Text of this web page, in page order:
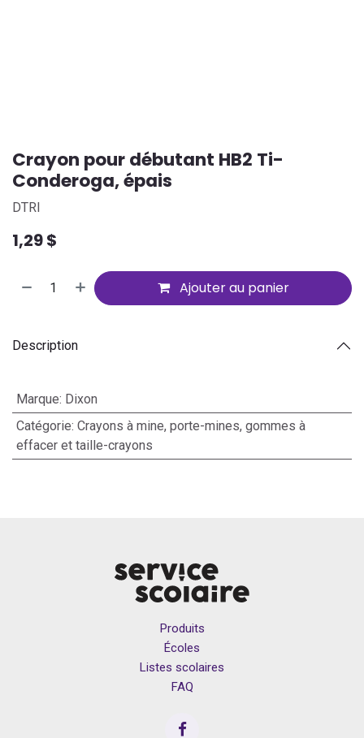
Crayon pour débutant HB2 Ti-
Conderoga, épais
DTRI
1,29$
Ajouter au panier
Description
Marque: Dixon
Catégorie: Crayons à mine, porte-mines, gommes à
effacer et taille-crayons
Produits
Écoles
Listes scolaires
FAQ